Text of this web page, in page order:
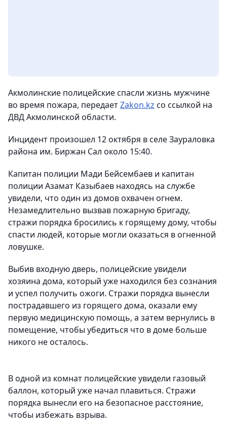
Акмолинские полицейские спасли жизнь мужчине
во время пожара, передаетZakon.kz со ссылкой на
ДВД Акмолинской области.
Инцидент произошел 12 октября в селе Заураловка
района им. Биржан Сал около 15:40.
Капитан полиции Мади Бейсембаев и капитан
полиции Азамат Казыбаев находясь на службе
увидели, что один из домов охвачен огнем.
Незамедлительно вызвав пожарную бригаду,
стражи порядка бросились к горящему дому, чтобы
спасти людей, которые могли оказаться в огненной
ловушке.
Выбив входную дверь, полицейские увидели
хозяина дома, который уже находился без сознания
и успел получить ожоги. Стражи порядка вынесли
пострадавшего из горящего дома, оказали ему
первую медицинскую помощь, а затем вернулись в
помещение, чтобы убедиться что в доме больше
никого не осталось.
В одной из комнат полицейские увидели газовый
баллон, который уже начал плавиться. Стражи
порядка вынесли его на безопасное расстояние,
чтобы избежать взрыва.